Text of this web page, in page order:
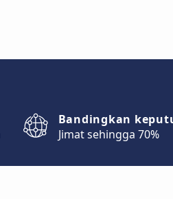
Bandingkan
Jimat sehingga 70%